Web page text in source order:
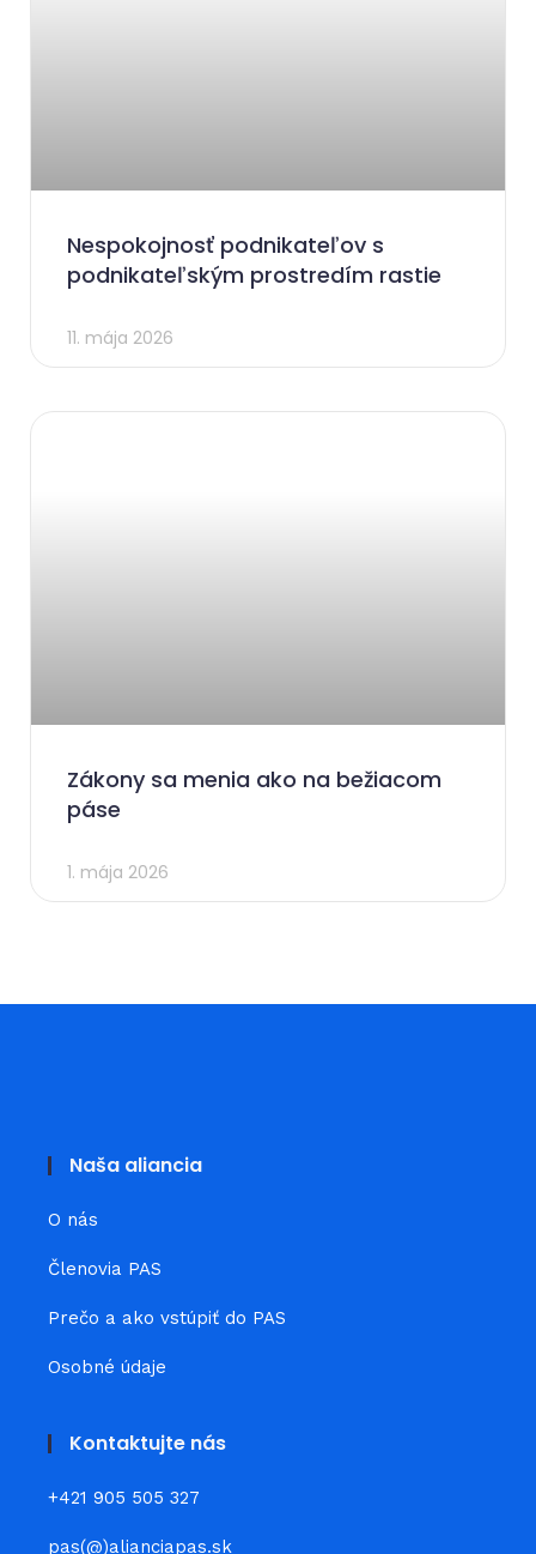
Nespokojnosť podnikateľov s
podnikateľským prostredím rastie
11. mája 2026
Zákony sa menia ako na bežiacom
páse
1. mája 2026
Naša aliancia
O nás
Členovia PAS
Prečo a ako vstúpiť do PAS
Osobné údaje
Kontaktujte nás
+421 905 505 327
pas(@)alianciapas.sk